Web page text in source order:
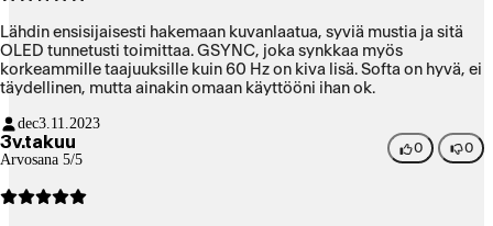
Lähdin ensisijaisesti hakemaan kuvanlaatua, syviä mustia ja sitä
OLED tunnetusti toimittaa. GSYNC, joka synkkaa myös
korkeammille taajuuksille kuin 60 Hz on kiva lisä. Softa on hyvä, ei
täydellinen, mutta ainakin omaan käyttööni ihan ok.
dec3.11.2023
3v.takuu
Arvosana 5/5
0 0